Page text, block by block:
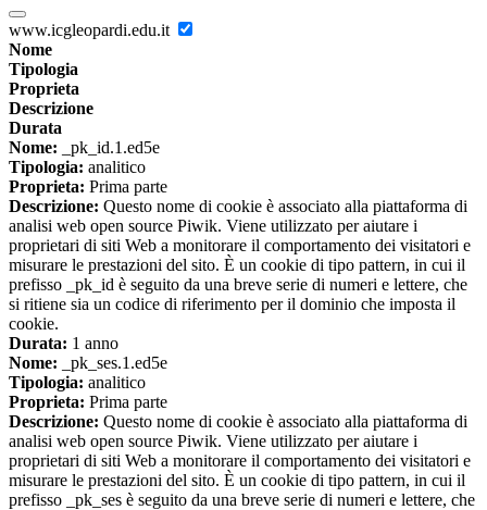
www.icgleopardi.edu.it
Nome
Tipologia
Proprieta
Descrizione
Durata
Nome: _pk_id.1.ed5e
Tipologia: analitico
Proprieta: Prima parte
Descrizione: Questo nome di cookie è associato alla piattaforma di
analisi web open source Piwik. Viene utilizzato per aiutare i
proprietari di siti Web a monitorare il comportamento dei visitatori e
misurare le prestazioni del sito. È un cookie di tipo pattern, in cui il
prefisso _pk_id è seguito da una breve serie di numeri e lettere, che
si ritiene sia un codice di riferimento per il dominio che imposta il
cookie.
Durata: 1 anno
Nome: _pk_ses.1.ed5e
Tipologia: analitico
Proprieta: Prima parte
Descrizione: Questo nome di cookie è associato alla piattaforma di
analisi web open source Piwik. Viene utilizzato per aiutare i
proprietari di siti Web a monitorare il comportamento dei visitatori e
misurare le prestazioni del sito. È un cookie di tipo pattern, in cui il
prefisso _pk_ses è seguito da una breve serie di numeri e lettere, che